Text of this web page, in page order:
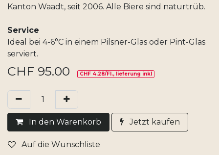
Kanton Waadt, seit 2006. Alle Biere sind naturtrüb.
Service
Ideal bei 4-6°C in einem Pilsner-Glas oder Pint-Glas
serviert.
CHF 95.00 CHF 4.28/Fl., lieferung inkl
In den Warenkorb Jetzt kaufen
Auf die Wunschliste